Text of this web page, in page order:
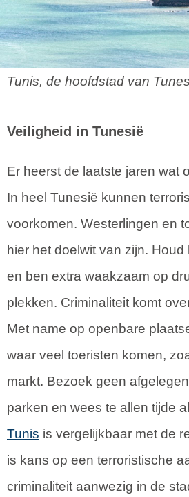
Tunis, de hoofdstad van
Veiligheid in Tunesië
Er heerst de laatste jaren wat
In heel Tunesië kunnen
voorkomen. Westerlingen en
hier het doelwit van zijn.
en ben extra waakzaam op
plekken. Criminaliteit komt
Met name op openbare
waar veel toeristen komen,
markt. Bezoek geen
parken en wees te allen tijde
Tunis is vergelijkbaar met de
is kans op een terroristische
criminaliteit aanwezig in de